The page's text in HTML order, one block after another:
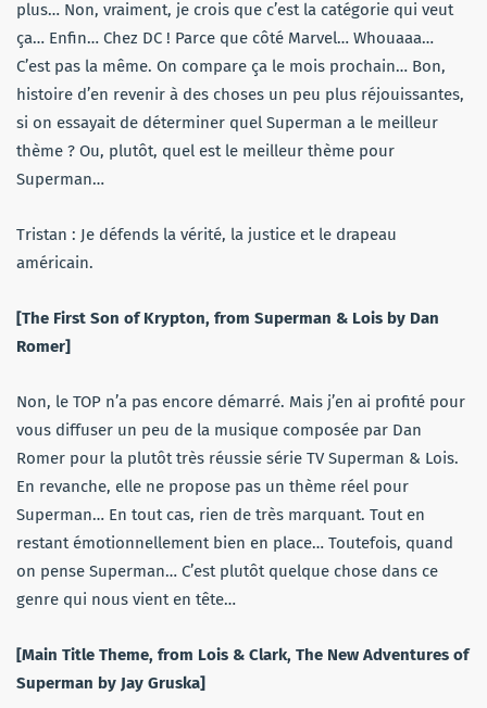
plus… Non, vraiment, je crois que c’est la catégorie qui veut
ça… Enfin… Chez DC ! Parce que côté Marvel… Whouaaa…
C’est pas la même. On compare ça le mois prochain… Bon,
histoire d’en revenir à des choses un peu plus réjouissantes,
si on essayait de déterminer quel Superman a le meilleur
thème ? Ou, plutôt, quel est le meilleur thème pour
Superman…
Tristan : Je défends la vérité, la justice et le drapeau
américain.
[The First Son of Krypton, from Superman & Lois by Dan
Romer]
Non, le TOP n’a pas encore démarré. Mais j’en ai profité pour
vous diffuser un peu de la musique composée par Dan
Romer pour la plutôt très réussie série TV Superman & Lois.
En revanche, elle ne propose pas un thème réel pour
Superman… En tout cas, rien de très marquant. Tout en
restant émotionnellement bien en place… Toutefois, quand
on pense Superman… C’est plutôt quelque chose dans ce
genre qui nous vient en tête…
[Main Title Theme, from Lois & Clark, The New Adventures of
Superman by Jay Gruska]